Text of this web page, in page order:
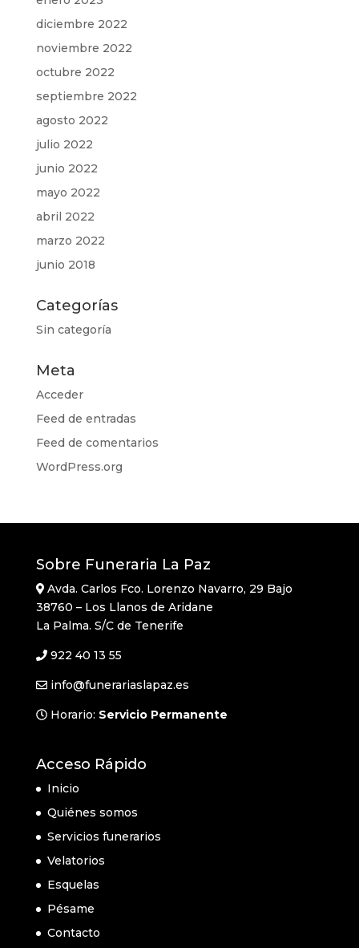
diciembre 2022
noviembre 2022
octubre 2022
septiembre 2022
agosto 2022
julio 2022
junio 2022
mayo 2022
abril 2022
marzo 2022
junio 2018
Categorías
Sin categoría
Meta
Acceder
Feed de entradas
Feed de comentarios
WordPress.org
Sobre Funeraria La Paz
Avda. Carlos Fco. Lorenzo Navarro, 29 Bajo
38760 – Los Llanos de Aridane
La Palma. S/C de Tenerife
922 40 13 55
info@funerariaslapaz.es
Horario: Servicio Permanente
Acceso Rápido
Inicio
Quiénes somos
Servicios funerarios
Velatorios
Esquelas
Pésame
Contacto